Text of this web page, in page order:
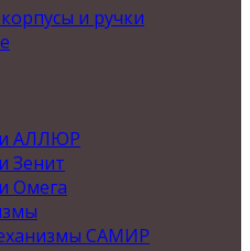
и ручки
АЛЛЮР
Зенит
Омега
САМИР